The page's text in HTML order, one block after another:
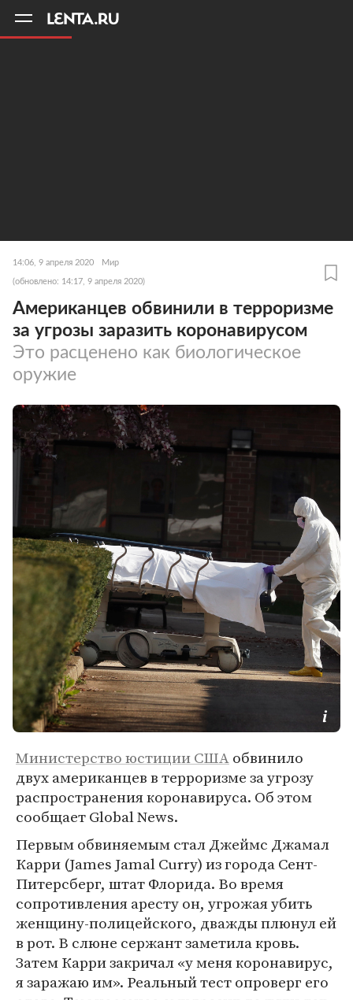
14:06, 9 апреля 2020 Мир
(обновлено: 14:17, 9 апреля 2020)
Американцев обвинили в терроризме
за угрозы заразить коронавирусом
Это расценено как биологическое
оружие
Министерство юстиции СШАобвинило
двух американцев в терроризме за угрозу
распространения коронавируса. Об этом
сообщает Global News.
Первым обвиняемым стал Джеймс Джамал
Карри (James Jamal Curry) из города Сент-
Питерсберг, штат Флорида. Во время
сопротивления аресту он, угрожая убить
женщину-полицейского, дважды плюнул ей
в рот. В слюне сержант заметила кровь.
Затем Карри закричал «у меня коронавирус,
я заражаю им». Реальный тест опроверг его